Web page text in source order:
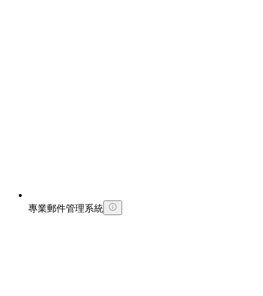
專業郵件管理系統